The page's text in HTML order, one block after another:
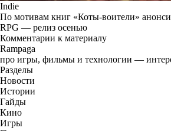
Indie
По мотивам книг «Коты-воители»
RPG — релиз осенью
Комментарии к материалу
Rampaga
про игры, фильмы и технологии —
Разделы
Новости
Истории
Гайды
Кино
Игры